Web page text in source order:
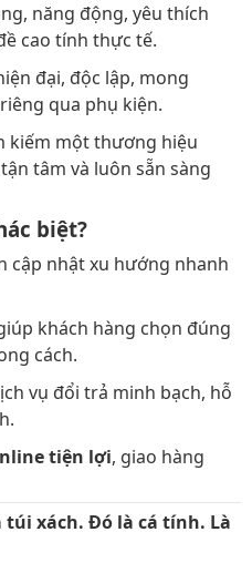
năng động, yêu thích
cao tính thực tế.
đại, độc lập, mong
qua phụ kiện.
kiếm một thương hiệu
tâm và luôn sẵn sàng
biệt?
cập nhật xu hướng nhanh
khách hàng chọn đúng
cách.
vụ đổi trả minh bạch, hỗ
tiện lợi, giao hàng
túi xách. Đó là cá tính. Là